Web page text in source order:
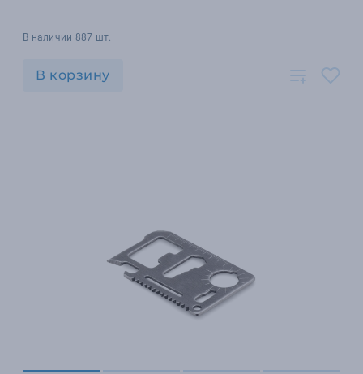
В наличии 887 шт.
В корзину